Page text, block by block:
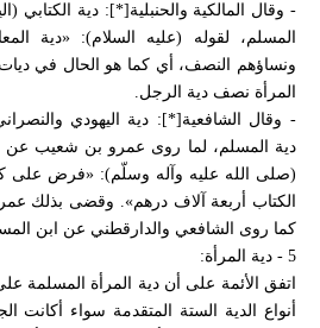
- وقال المالكية والحنبلية[*]: دية الكتابي
المسلم، لقوله (عليه السلام): «دية
ونساؤهم النصف، أي كما هو الحال في
المرأة نصف دية الرجل.
- وقال الشافعية[*]: دية اليهودي
دية المسلم، لما روى عمرو بن شعيب عن
(صلى الله عليه وآله وسلّم): «فرض على
الكتاب أربعة آلاف درهم». وقضى بذلك
كما روى الشافعي والدارقطني عن ابن
5 - دية المرأة:
اتفق الأئمة على أن دية المرأة
أنواع الدية الستة المتقدمة سواء أكانت